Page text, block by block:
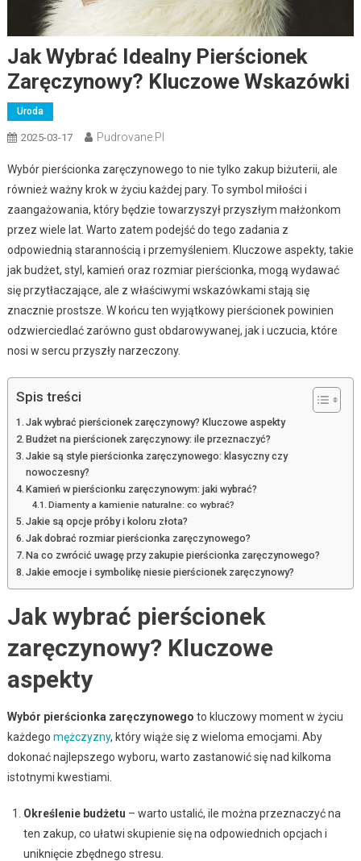
Jak Wybrać Idealny Pierścionek
Zaręczynowy? Kluczowe Wskazówki
Uroda
2025-03-17 Pudrovane.pl
Wybór pierścionka zaręczynowego to nie tylko zakup biżuterii, ale
również ważny krok w życiu każdej pary. To symbol miłości i
zaangażowania, który będzie towarzyszył przyszłym małżonkom
przez wiele lat. Warto zatem podejść do tego zadania z
odpowiednią starannością i przemyśleniem. Kluczowe aspekty, takie
jak budżet, styl, kamień oraz rozmiar pierścionka, mogą wydawać
się przytłaczające, ale z właściwymi wskazówkami stają się
znacznie prostsze. W końcu ten wyjątkowy pierścionek powinien
odzwierciedlać zarówno gust obdarowywanej, jak i uczucia, które
nosi w sercu przyszły narzeczony.
Spis treści
Jak wybrać pierścionek zaręczynowy? Kluczowe aspekty
Budżet na pierścionek zaręczynowy: ile przeznaczyć?
Jakie są style pierścionka zaręczynowego: klasyczny czy
nowoczesny?
Kamień w pierścionku zaręczynowym: jaki wybrać?
Diamenty a kamienie naturalne: co wybrać?
Jakie są opcje próby i koloru złota?
Jak dobrać rozmiar pierścionka zaręczynowego?
Na co zwrócić uwagę przy zakupie pierścionka zaręczynowego?
Jakie emocje i symbolikę niesie pierścionek zaręczynowy?
Jak wybrać pierścionek
zaręczynowy? Kluczowe
aspekty
Wybór pierścionka zaręczynowego to kluczowy moment w życiu
każdego mężczyzny, który wiąże się z wieloma emocjami. Aby
dokonać najlepszego wyboru, warto zastanowić się nad kilkoma
istotnymi kwestiami.
Określenie budżetu – warto ustalić, ile można przeznaczyć na
ten zakup, co ułatwi skupienie się na odpowiednich opcjach i
uniknięcie zbędnego stresu.